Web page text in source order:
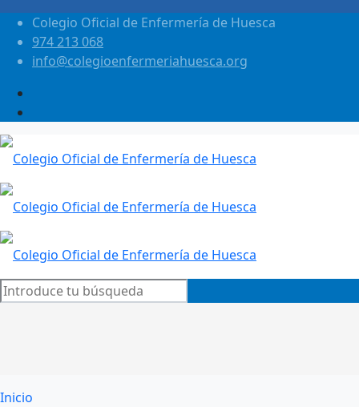
Colegio Oficial de Enfermería de Huesca
974 213 068
info@colegioenfermeriahuesca.org
Inicio